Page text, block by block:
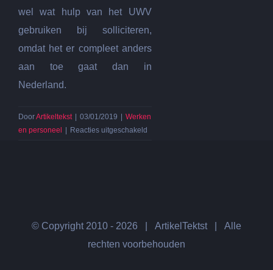
wel wat hulp van het UWV
gebruiken bij solliciteren,
omdat het er compleet anders
aan toe gaat dan in
Nederland.
DoorArtikeltekst 03/01/2019
Werken
en personeel
Reacties uitgeschakeld
populair
© Copyright 2010 - 2026 | ArtikelTektst | Alle
rechten voorbehouden